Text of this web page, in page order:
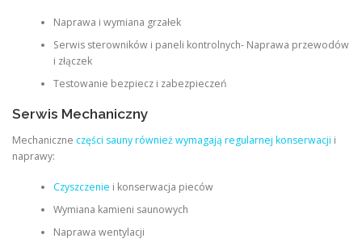
Naprawa i wymiana grzałek
Serwis sterowników i paneli kontrolnych- Naprawa przewodów
i złączek
Testowanie bezpiecz i zabezpieczeń
Serwis Mechaniczny
Mechaniczne części sauny również wymagają regularnej konserwacji i
naprawy:
Czyszczenie i konserwacja pieców
Wymiana kamieni saunowych
Naprawa wentylacji